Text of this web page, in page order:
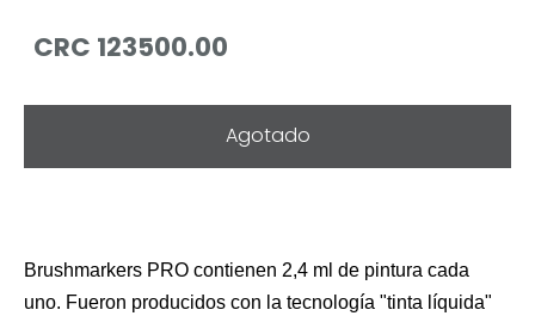
CRC 123500.00
Agotado
Brushmarkers PRO contienen 2,4 ml de pintura cada
uno. Fueron producidos con la tecnología "tinta líquida"